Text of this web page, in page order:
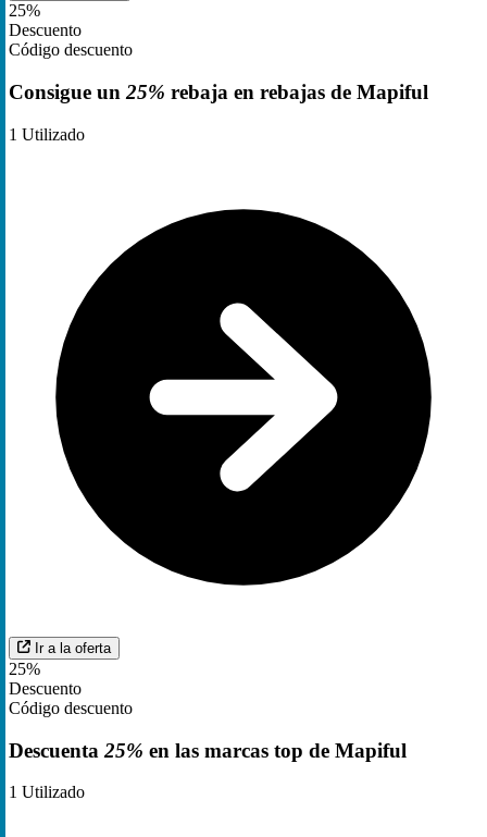
25%
Descuento
Código descuento
Consigue un 25% rebaja en rebajas de Mapiful
1 Utilizado
Ir a la oferta
25%
Descuento
Código descuento
Descuenta 25% en las marcas top de Mapiful
1 Utilizado